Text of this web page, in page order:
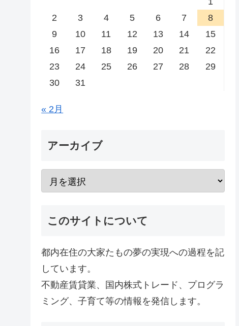
2
3 4 5 6 7
8
9
10 11 12 13 14
15
16
17 18 19 20 21
22
23
24 25 26 27 28
29
30
31
« 2月
アーカイブ
このサイトについて
都内在住の大家たもの夢の実現への過程を記
しています。
不動産賃貸業、国内株式トレード、プログラ
ミング、子育て等の情報を発信します。